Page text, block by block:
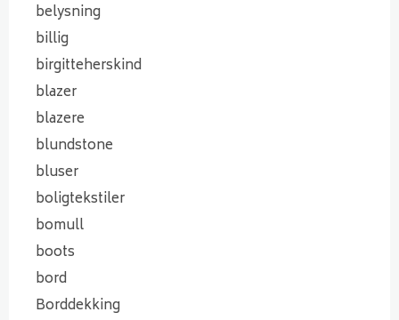
belysning
billig
birgitteherskind
blazer
blazere
blundstone
bluser
boligtekstiler
bomull
boots
bord
Borddekking